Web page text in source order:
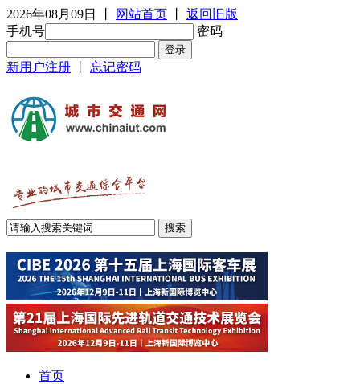
2026年08月09日 网站首页
返回旧版
手机号
密码
新用户注册 忘记密码
首页